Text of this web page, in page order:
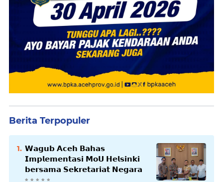
Berita Terpopuler
𝗪𝗮𝗴𝘂𝗯 𝗔𝗰𝗲𝗵 𝗕𝗮𝗵𝗮𝘀
𝗜𝗺𝗽𝗹𝗲𝗺𝗲𝗻𝘁𝗮𝘀𝗶 𝗠𝗼𝗨 𝗛𝗲𝗹𝘀𝗶𝗻𝗸𝗶
𝗯𝗲𝗿𝘀𝗮𝗺𝗮 𝗦𝗲𝗸𝗿𝗲𝘁𝗮𝗿𝗶𝗮𝘁 𝗡𝗲𝗴𝗮𝗿𝗮